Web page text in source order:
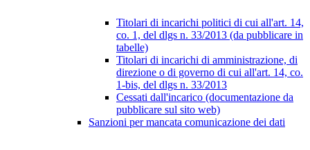
Titolari di incarichi politici di cui all'art. 14,
co. 1, del dlgs n. 33/2013 (da pubblicare in
tabelle)
Titolari di incarichi di amministrazione, di
direzione o di governo di cui all'art. 14, co.
1-bis, del dlgs n. 33/2013
Cessati dall'incarico (documentazione da
pubblicare sul sito web)
Sanzioni per mancata comunicazione dei dati